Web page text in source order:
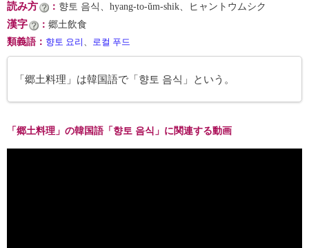
読み方 ： 향토 음식、hyang-to-ŭm-shik、ヒャントウムシク
漢字 ： 郷土飲食
類義語 ： 향토 요리 、 로컬 푸드
「郷土料理」は韓国語で「향토 음식」という。
「郷土料理」の韓国語「향토 음식」に関連する動画